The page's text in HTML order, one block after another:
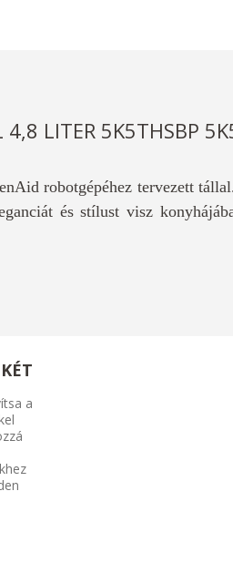
4,8 LITER 5K5THSBP
robotgépéhez tervezett
és stílust visz
a